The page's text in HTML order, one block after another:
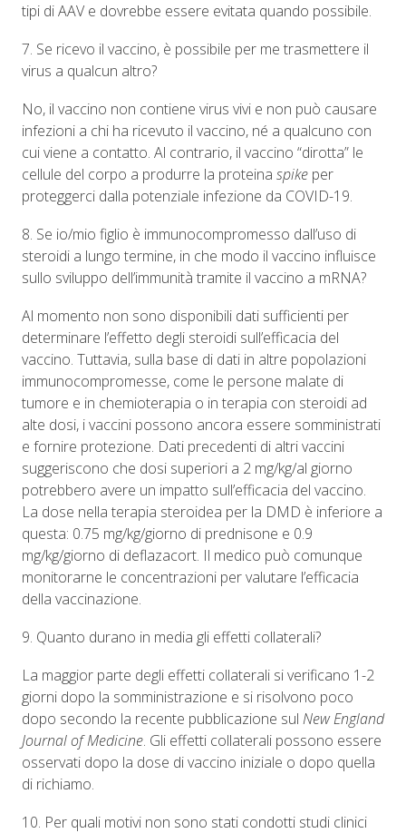
tipi di AAV e dovrebbe essere evitata quando possibile.
7. Se ricevo il vaccino, è possibile per me trasmettere il
virus a qualcun altro?
No, il vaccino non contiene virus vivi e non può causare
infezioni a chi ha ricevuto il vaccino, né a qualcuno con
cui viene a contatto. Al contrario, il vaccino “dirotta” le
cellule del corpo a produrre la proteina spike per
proteggerci dalla potenziale infezione da COVID-19.
8. Se io/mio figlio è immunocompromesso dall’uso di
steroidi a lungo termine, in che modo il vaccino influisce
sullo sviluppo dell’immunità tramite il vaccino a mRNA?
Al momento non sono disponibili dati sufficienti per
determinare l’effetto degli steroidi sull’efficacia del
vaccino. Tuttavia, sulla base di dati in altre popolazioni
immunocompromesse, come le persone malate di
tumore e in chemioterapia o in terapia con steroidi ad
alte dosi, i vaccini possono ancora essere somministrati
e fornire protezione. Dati precedenti di altri vaccini
suggeriscono che dosi superiori a 2 mg/kg/al giorno
potrebbero avere un impatto sull’efficacia del vaccino.
La dose nella terapia steroidea per la DMD è inferiore a
questa: 0.75 mg/kg/giorno di prednisone e 0.9
mg/kg/giorno di deflazacort. Il medico può comunque
monitorarne le concentrazioni per valutare l’efficacia
della vaccinazione.
9. Quanto durano in media gli effetti collaterali?
La maggior parte degli effetti collaterali si verificano 1-2
giorni dopo la somministrazione e si risolvono poco
dopo secondo la recente pubblicazione sul New England
Journal of Medicine. Gli effetti collaterali possono essere
osservati dopo la dose di vaccino iniziale o dopo quella
di richiamo.
10. Per quali motivi non sono stati condotti studi clinici